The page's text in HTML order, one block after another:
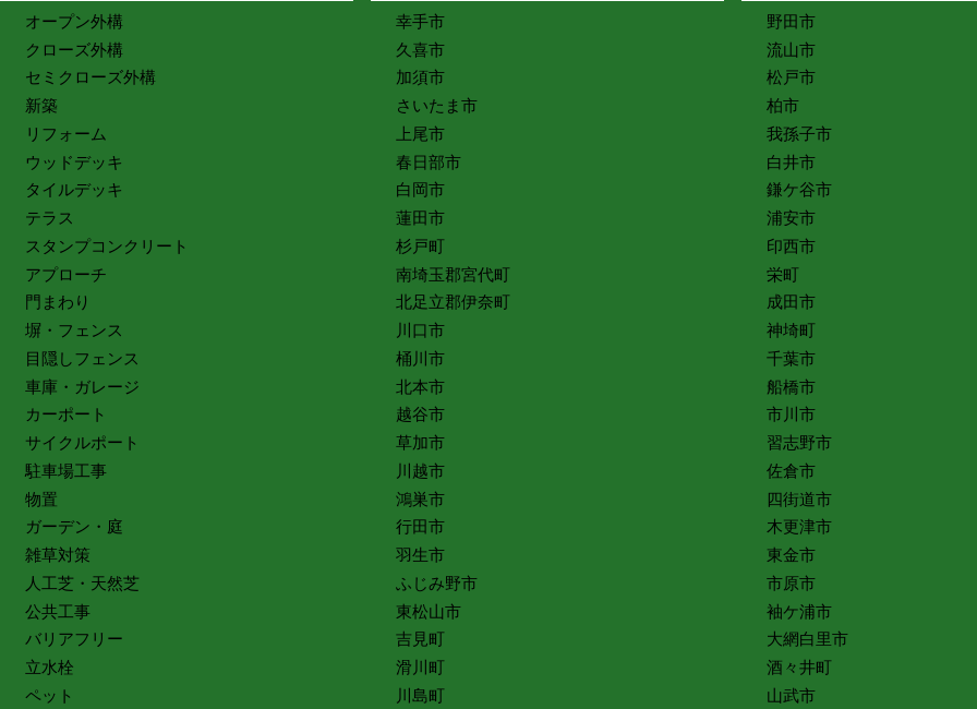
オープン外構
クローズ外構
セミクローズ外構
新築
リフォーム
ウッドデッキ
タイルデッキ
テラス
スタンプコンクリート
アプローチ
門まわり
塀・フェンス
目隠しフェンス
車庫・ガレージ
カーポート
サイクルポート
駐車場工事
物置
ガーデン・庭
雑草対策
人工芝・天然芝
公共工事
バリアフリー
立水栓
ペット
幸手市
久喜市
加須市
さいたま市
上尾市
春日部市
白岡市
蓮田市
杉戸町
南埼玉郡宮代町
北足立郡伊奈町
川口市
桶川市
北本市
越谷市
草加市
川越市
鴻巣市
行田市
羽生市
ふじみ野市
東松山市
吉見町
滑川町
川島町
野田市
流山市
松戸市
柏市
我孫子市
白井市
鎌ケ谷市
浦安市
印西市
栄町
成田市
神埼町
千葉市
船橋市
市川市
習志野市
佐倉市
四街道市
木更津市
東金市
市原市
袖ケ浦市
大網白里市
酒々井町
山武市